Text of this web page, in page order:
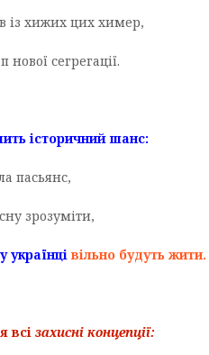
із хижих цих химер,
сегрегації.
історичний шанс:
пасьянс,
зрозуміти,
українцівільно будуть жити.
всі захисні концепції: